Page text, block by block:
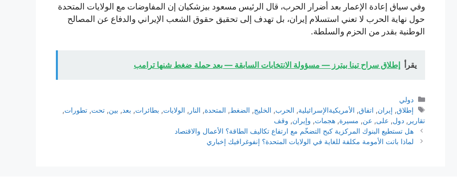
وفي سياق إعادة الإعمار بعد أضرار الحرب، قال الرئيس مسعود بيزشكيان إن المفاوضات مع الولايات المتحدة
حول نهاية الحرب لا تعني استسلام إيران، بل تهدف إلى تحقيق حقوق الشعب الإيراني والدفاع عن المصالح
الوطنية بقدر من الحزم والسلطة.
يقرأ إطلاق سراح تينا بيترز — مسؤولة الانتخابات السابقة — بعد حملة ضغط شنها ترامب
التصنيفات
دولي
الوسوم
إطلاق, إيران, اتفاق, الأمريكيةالإسرائيلية, الحرب, الخليج, الضغط, المتحدة, النار , الولايات, بطائرات, بعد, بين,تحت,تطورات,
تقارير , دول, على, عن, مسيرة, هجمات, وإيران, وقف
هل تستطيع البنوك المركزية كبح التضخّم مع ارتفاع تكاليف الطاقة؟ الأعمال والاقتصاد
لماذا باتت الأمومة مكلفة للغاية في الولايات المتحدة؟ إنفوغرافيك إخباري